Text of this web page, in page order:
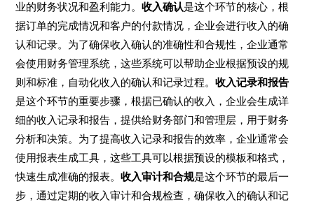
业的财务状况和盈利能力。收入确认是这个环节的核心，根
据订单的完成情况和客户的付款情况，企业会进行收入的确
认和记录。为了确保收入确认的准确性和合规性，企业通常
会使用财务管理系统，这些系统可以帮助企业根据预设的规
则和标准，自动化收入的确认和记录过程。收入记录和报告
是这个环节的重要步骤，根据已确认的收入，企业会生成详
细的收入记录和报告，提供给财务部门和管理层，用于财务
分析和决策。为了提高收入记录和报告的效率，企业通常会
使用报表生成工具，这些工具可以根据预设的模板和格式，
快速生成准确的报表。收入审计和合规是这个环节的最后一
步，通过定期的收入审计和合规检查，确保收入的确认和记